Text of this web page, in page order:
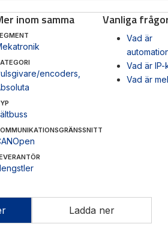
Displayer
inom samma
encoders
Vanliga
Vad är
Vad är IP-
Vad är
Ladda ner